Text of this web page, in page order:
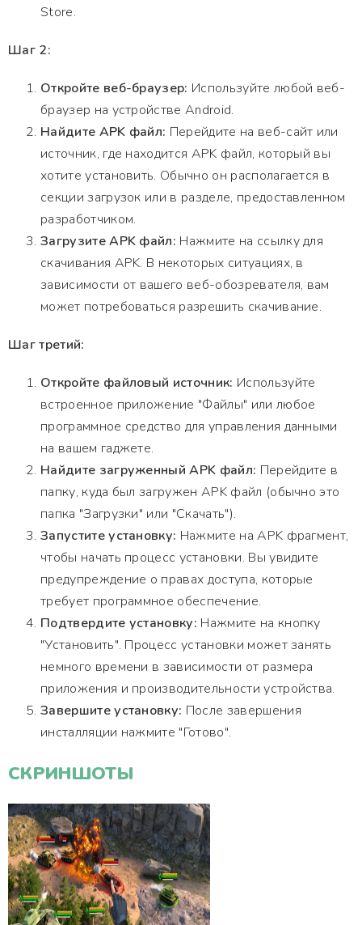
Store.
Шаг 2:
Откройте веб-браузер: Используйте любой веб-
браузер на устройстве Android.
Найдите APK файл: Перейдите на веб-сайт или
источник, где находится APK файл, который вы
хотите установить. Обычно он располагается в
секции загрузок или в разделе, предоставленном
разработчиком.
Загрузите APK файл: Нажмите на ссылку для
скачивания APK. В некоторых ситуациях, в
зависимости от вашего веб-обозревателя, вам
может потребоваться разрешить скачивание.
Шаг третий:
Откройте файловый источник: Используйте
встроенное приложение "Файлы" или любое
программное средство для управления данными
на вашем гаджете.
Найдите загруженный APK файл: Перейдите в
папку, куда был загружен APK файл (обычно это
папка "Загрузки" или "Скачать").
Запустите установку: Нажмите на APK фрагмент,
чтобы начать процесс установки. Вы увидите
предупреждение о правах доступа, которые
требует программное обеспечение.
Подтвердите установку: Нажмите на кнопку
"Установить". Процесс установки может занять
немного времени в зависимости от размера
приложения и производительности устройства.
Завершите установку: После завершения
инсталляции нажмите "Готово".
СКРИНШОТЫ